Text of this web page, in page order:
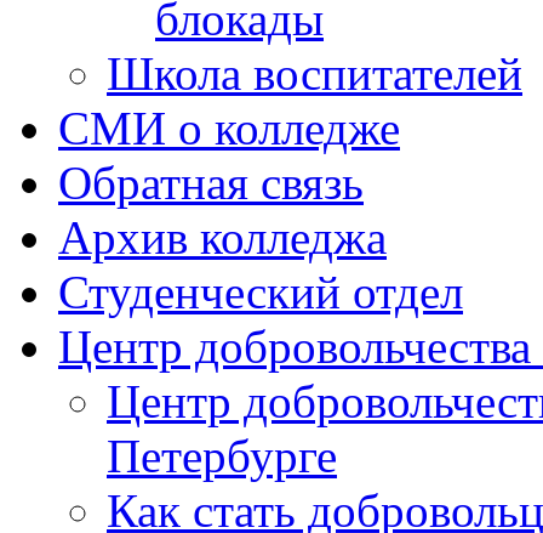
блокады
Школа воспитателей
СМИ о колледже
Обратная связь
Архив колледжа
Студенческий отдел
Центр
Центр
Петербурге
Как стать